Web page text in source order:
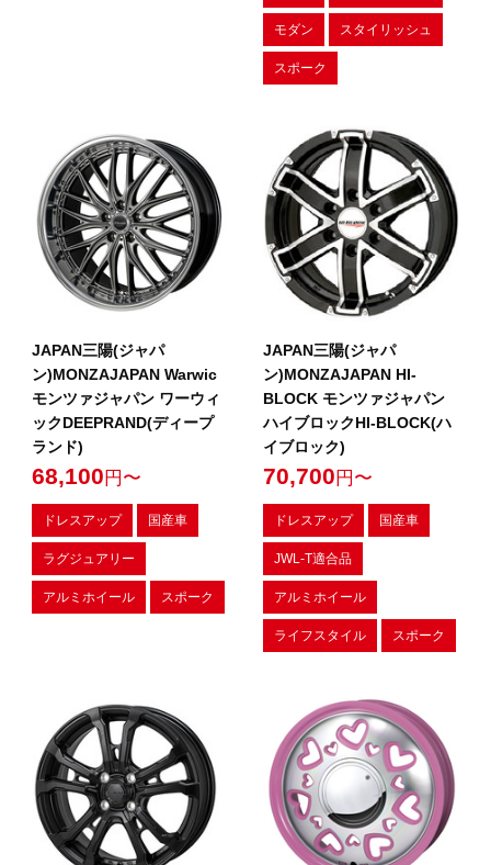
モダン スタイリッシュ
スポーク
JAPAN三陽(ジャパ
ン)MONZAJAPAN Warwic
モンツァジャパン ワーウィ
ックDEEPRAND(ディープ
ランド)
68,100 円〜
ドレスアップ 国産車
ラグジュアリー
アルミホイール スポーク
JAPAN三陽(ジャパ
ン)MONZAJAPAN HI-
BLOCK モンツァジャパン
ハイブロックHI-BLOCK(ハ
イブロック)
70,700 円〜
ドレスアップ 国産車
JWL-T適合品
アルミホイール
ライフスタイル スポーク